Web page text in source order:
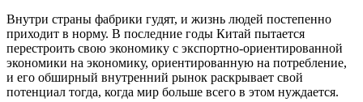
Внутри страны фабрики гудят, и жизнь людей постепенно
приходит в норму. В последние годы Китай пытается
перестроить свою экономику с экспортно-ориентированной
экономики на экономику, ориентированную на потребление,
и его обширный внутренний рынок раскрывает свой
потенциал тогда, когда мир больше всего в этом нуждается.